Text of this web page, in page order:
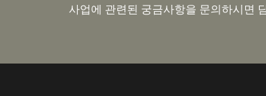
사업에 관련된 궁금사항을 문의하시면